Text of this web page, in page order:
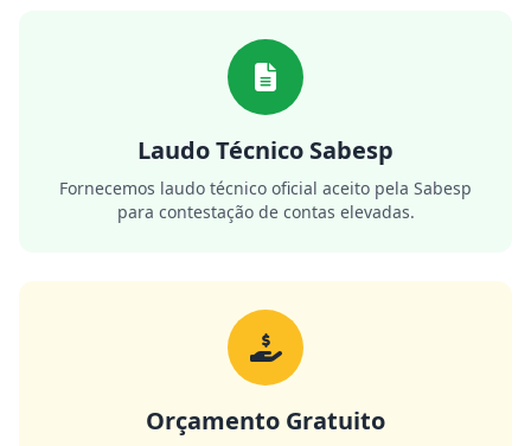
Laudo Técnico Sabesp
Fornecemos laudo técnico oficial aceito pela Sabesp
para contestação de contas elevadas.
Orçamento Gratuito